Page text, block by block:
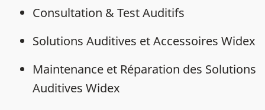
Consultation & Test Auditifs
Solutions Auditives et Accessoires Widex
Maintenance et Réparation des Solutions
Auditives Widex